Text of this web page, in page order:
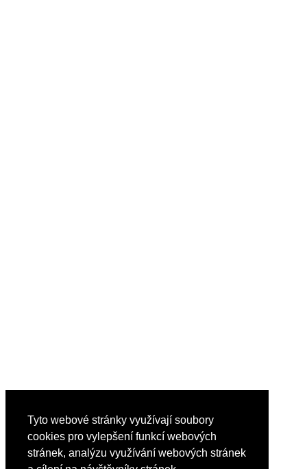
Tyto webové stránky využívají soubory
cookies pro vylepšení funkcí webových
stránek, analýzu využívání webových stránek